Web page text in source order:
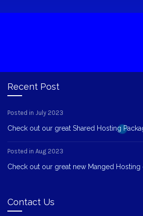
Recent Post
Posted in July 2023
Check out our great Shared Hosting
Posted in Aug 2023
Check out our great new Manged Hosting
Contact Us